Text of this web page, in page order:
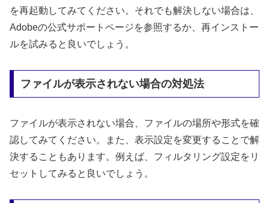
を再起動してみてください。それでも解決しない場合は、
Adobeの公式サポートページを参照するか、再インストー
ルを試みると良いでしょう。
ファイルが表示されない場合の対処法
ファイルが表示されない場合、ファイルの場所や形式を確
認してみてください。また、表示設定を変更することで解
決することもあります。例えば、フィルタリング設定をリ
セットしてみると良いでしょう。